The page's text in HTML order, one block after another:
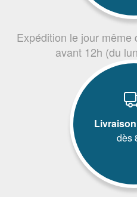
Expédition le jour
avant 12h (du
dès